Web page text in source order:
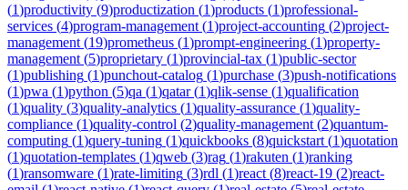
(1)productivity (9)productization (1)products (1)professional-
services (4)program-management (1)project-accounting (2)project-
management (19)prometheus (1)prompt-engineering (1)property-
management (5)proprietary (1)provincial-tax (1)public-sector
(1)publishing (1)punchout-catalog (1)purchase (3)push-notifications
(1)pwa (1)python (5)qa (1)qatar(1)qlik-sense (1)qualification
(1)quality (3)quality-analytics (1)quality-assurance (1)quality-
compliance (1)quality-control (2)quality-management (2)quantum-
computing (1)query-tuning (1)quickbooks (8)quickstart (1)quotation
(1)quotation-templates (1)qweb (3)rag (1)rakuten (1)ranking
(1)ransomware (1)rate-limiting (3)rdl (1)react (8)react-19 (2)react-